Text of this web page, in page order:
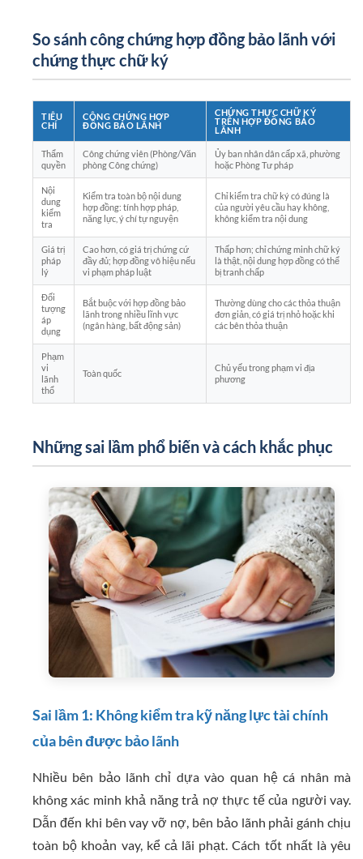
So sánh công chứng hợp đồng bảo lãnh với
chứng thực chữ ký
TIÊU
CHÍ
CÔNG CHỨNG HỢP
ĐỒNG BẢO LÃNH
CHỨNG THỰC CHỮ KÝ
TRÊN HỢP ĐỒNG BẢO
LÃNH
Thẩm
quyền
Công chứng viên (Phòng/Văn
phòng Công chứng)
Ủy ban nhân dân cấp xã, phường
hoặc Phòng Tư pháp
Nội
dung
kiểm
tra
Kiểm tra toàn bộ nội dung
hợp đồng: tính hợp pháp,
năng lực, ý chí tự nguyện
Chỉ kiểm tra chữ ký có đúng là
của người yêu cầu hay không,
không kiểm tra nội dung
Giá trị
pháp
lý
Cao hơn, có giá trị chứng cứ
đầy đủ; hợp đồng vô hiệu nếu
vi phạm pháp luật
Thấp hơn; chỉ chứng minh chữ ký
là thật, nội dung hợp đồng có thể
bị tranh chấp
Đối
tượng
áp
dụng
Bắt buộc với hợp đồng bảo
lãnh trong nhiều lĩnh vực
(ngân hàng, bất động sản)
Thường dùng cho các thỏa thuận
đơn giản, có giá trị nhỏ hoặc khi
các bên thỏa thuận
Phạm
vi
lãnh
thổ
Toàn quốc
Chủ yếu trong phạm vi địa
phương
Những sai lầm phổ biến và cách khắc phục
Sai lầm 1: Không kiểm tra kỹ năng lực tài chính
của bên được bảo lãnh
Nhiều bên bảo lãnh chỉ dựa vào quan hệ cá nhân mà
không xác minh khả năng trả nợ thực tế của người vay.
Dẫn đến khi bên vay vỡ nợ, bên bảo lãnh phải gánh chịu
toàn bộ khoản vay, kể cả lãi phạt. Cách tốt nhất là yêu